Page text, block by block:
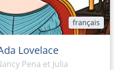
français
Lovelace
Pena et Julia